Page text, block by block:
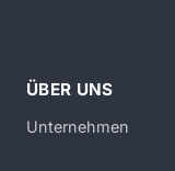
ÜBER UNS
Unternehmen